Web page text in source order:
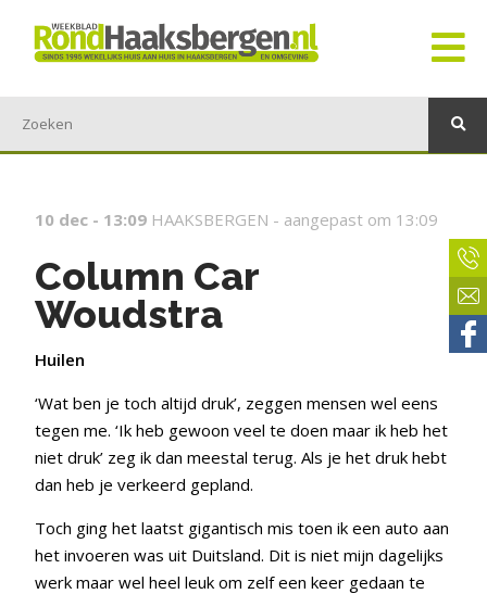
10 dec - 13:09 HAAKSBERGEN - aangepast om 13:09
Column Car
Woudstra
Huilen
‘Wat ben je toch altijd druk’, zeggen mensen wel eens
tegen me. ‘Ik heb gewoon veel te doen maar ik heb het
niet druk’ zeg ik dan meestal terug. Als je het druk hebt
dan heb je verkeerd gepland.
Toch ging het laatst gigantisch mis toen ik een auto aan
het invoeren was uit Duitsland. Dit is niet mijn dagelijks
werk maar wel heel leuk om zelf een keer gedaan te